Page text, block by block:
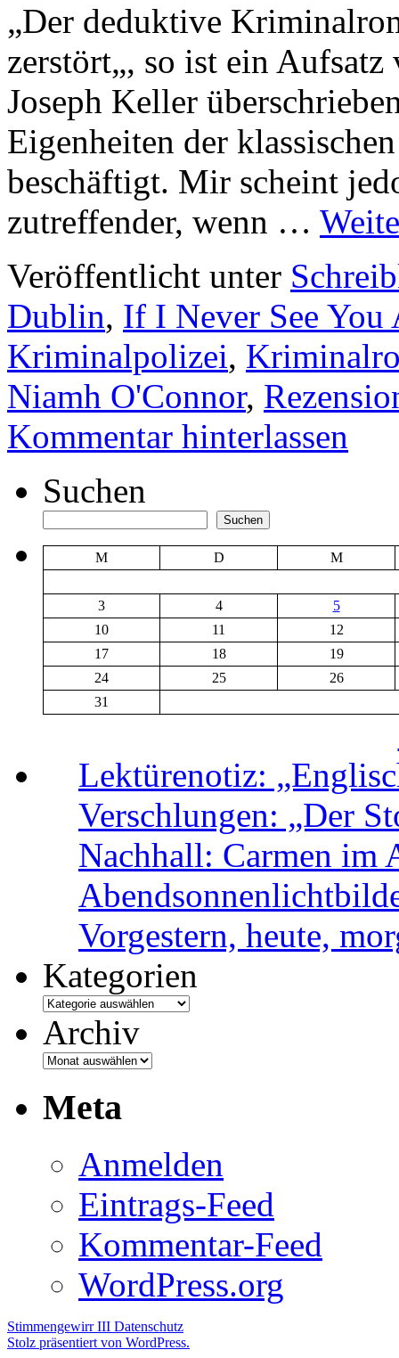
„Der deduktive
zerstört„, so ist ein
Joseph Keller
Eigenheiten der
beschäftigt. Mir scheint
zutreffender, wenn …
Veröffentlicht unter
Dublin, If I Never See You
Kriminalpolizei,
Niamh O'Connor,
Kommentar hinterlassen
Suchen
Suchen
M D M
3 4
5
10
11
12
17
18
19
24
25
26
31
Lektürenotiz:
Verschlungen: „Der
Nachhall: Carmen im
Vorgestern, heute,
Kategorien
Archiv
Meta
Anmelden
Eintrags-Feed
Kommentar-Feed
WordPress.org
Stimmengewirr III Datenschutz
Stolz präsentiert von WordPress.